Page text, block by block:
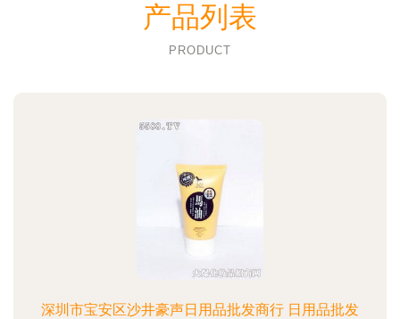
产品列表
PRODUCT
深圳市宝安区沙井豪声日用品批发商行 日用品批发